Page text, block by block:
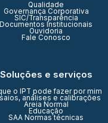
Qualidade
Governança Corporativa
SIC/Transparência
Documentos Institucionais
Ouvidoria
Fale Conosco
Soluções e serviços
o IPT pode fazer por mim
análises e calibrações
Areia Normal
Educação
SAA Normas técnicas